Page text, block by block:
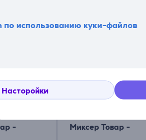
по использованию куки-файлов
Насторойки
-
Миксер Товар -